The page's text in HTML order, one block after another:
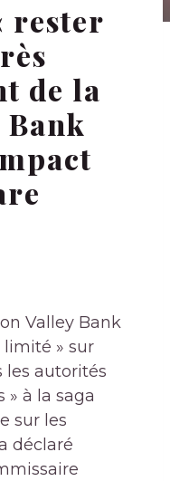
rester
de la
Valley Bank
» sur
les autorités
à la saga
sur les
déclaré